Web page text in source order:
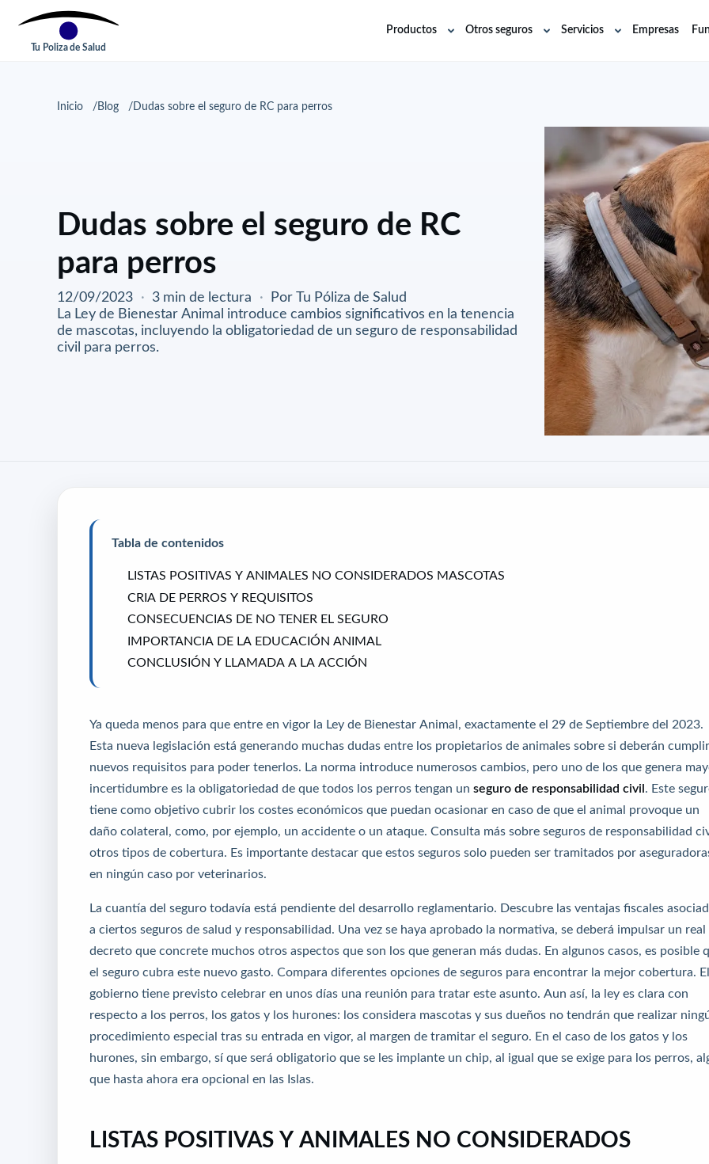
Tu Poliza de Salud
Productos
AbrirOtros seguros
AbrirServicios
AbrirEmpresas
Inicio Blog Dudas sobre el seguro de RC para perros
Dudas sobre el seguro de RC
para perros
12/09/2023 · 3 min de lectura ·
Por Tu Póliza de Salud
La Ley de Bienestar Animal introduce cambios significativos en la tenencia
de mascotas, incluyendo la obligatoriedad de un seguro de responsabilidad
civil para perros.
Tabla de contenidos
LISTAS POSITIVAS Y ANIMALES NO CONSIDERADOS MASCOTAS
CRIA DE PERROS Y REQUISITOS
CONSECUENCIAS DE NO TENER EL SEGURO
IMPORTANCIA DE LA EDUCACIÓN ANIMAL
CONCLUSIÓN Y LLAMADA A LA ACCIÓN
Ya queda menos para que entre en vigor la Ley de Bienestar Animal, exactamente el 29 de Septiembre del 2023.
Esta nueva legislación está generando muchas dudas entre los propietarios de animales sobre si deberán cumplir
nuevos requisitos para poder tenerlos. La norma introduce numerosos cambios, pero uno de los que genera
incertidumbre es la obligatoriedad de que todos los perros tengan un seguro de responsabilidad civil . Este
tiene como objetivo cubrir los costes económicos que puedan ocasionar en caso de que el animal provoque un
daño colateral, como, por ejemplo, un accidente o un ataque. Consulta más sobre seguros de responsabilidad
otros tipos de cobertura . Es importante destacar que estos seguros solo pueden ser tramitados por
en ningún caso por veterinarios.
La cuantía del seguro todavía está pendiente del desarrollo reglamentario. Descubre las ventajas fiscales
a ciertos seguros de salud y responsabilidad . Una vez se haya aprobado la normativa, se deberá impulsar un real
decreto que concrete muchos otros aspectos que son los que generan más dudas. En algunos casos, es posible
el seguro cubra este nuevo gasto. Compara diferentes opciones de seguros para encontrar la mejor cobertura . El
gobierno tiene previsto celebrar en unos días una reunión para tratar este asunto. Aun así, la ley es clara con
respecto a los perros, los gatos y los hurones: los considera mascotas y sus dueños no tendrán que realizar
procedimiento especial tras su entrada en vigor, al margen de tramitar el seguro. En el caso de los gatos y los
hurones, sin embargo, sí que será obligatorio que se les implante un chip, al igual que se exige para los perros,
que hasta ahora era opcional en las Islas.
LISTAS POSITIVAS Y ANIMALES NO CONSIDERADOS